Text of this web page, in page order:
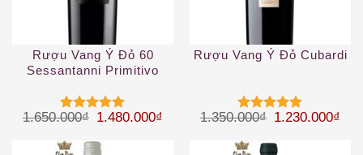
Rượu Vang Ý Đỏ 60
Sessantanni Primitivo
Được xếp
sao
1.650.000₫ Giá gốc là: 1.650.000₫.
1.480.000₫ Giá hiện tại là: 1.480.000₫.
Rượu Vang Ý Đỏ Cubardi
Được xếp
sao
1.350.000₫ Giá gốc là:
1.230.000₫